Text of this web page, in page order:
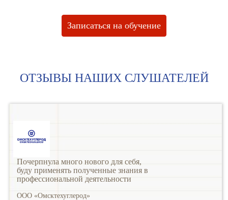
Записаться на обучение
ОТЗЫВЫ НАШИХ СЛУШАТЕЛЕЙ
Почерпнула много нового для себя,
буду применять полученные знания в
профессиональной деятельности
ООО «Омсктехуглерод»